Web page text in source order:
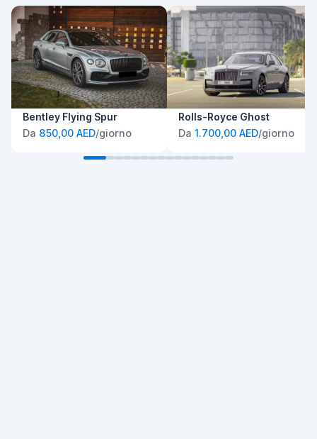
Bentley Flying Spur
Da 850,00 AED/giorno
Rolls-Royce Ghost
Da 1.700,00 AED/giorno